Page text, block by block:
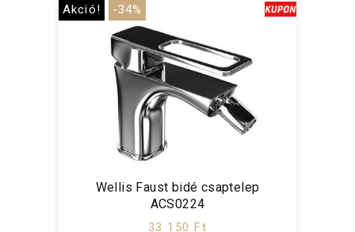
Akció! -34%
Wellis Faust bidé csaptelep
ACS0224
33 150 Ft